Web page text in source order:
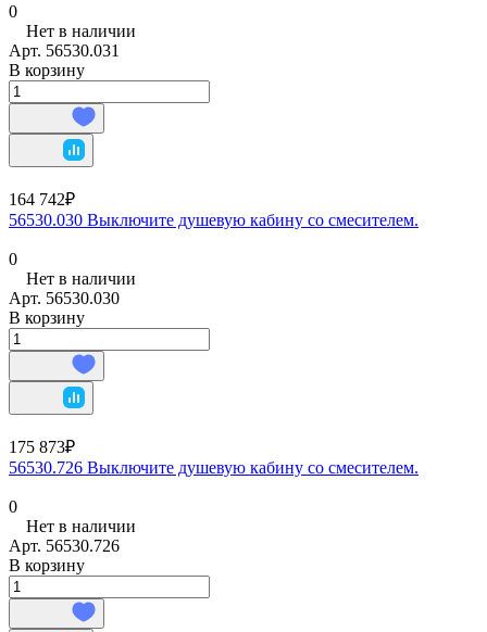
0
Нет в наличии
Арт. 56530.031
В корзину
164 742₽
56530.030 Выключите душевую кабину со смесителем.
0
Нет в наличии
Арт. 56530.030
В корзину
175 873₽
56530.726 Выключите душевую кабину со смесителем.
0
Нет в наличии
Арт. 56530.726
В корзину